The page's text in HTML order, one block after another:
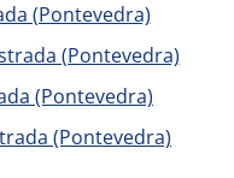
(Pontevedra)
(Pontevedra)
(Pontevedra)
(Pontevedra)